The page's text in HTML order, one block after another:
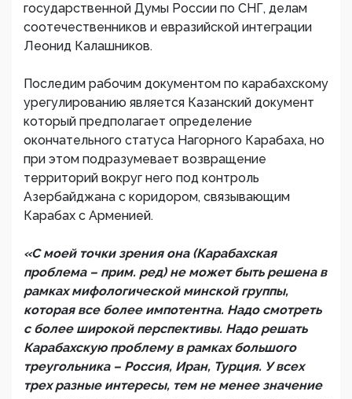
государственной Думы России по СНГ, делам
соотечественников и евразийской интеграции
Леонид Калашников.
Последим рабочим документом по карабахскому
урегулированию является Казанский документ
который предполагает определение
окончательного статуса Нагорного Карабаха, но
при этом подразумевает возвращение
территорий вокруг него под контроль
Азербайджана с коридором, связывающим
Карабах с Арменией.
«С моей точки зрения она (Карабахская
проблема – прим. ред) не может быть решена в
рамках мифологической минской группы,
которая все более импотентна. Надо смотреть
с более широкой перспективы. Надо решать
Карабахскую проблему в рамках большого
треугольника – Россия, Иран, Турция. У всех
трех разные интересы, тем не менее значение